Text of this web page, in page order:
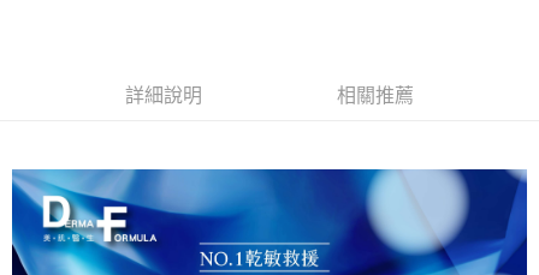
元大商業銀行
永豐商業銀行
大哥付你分期
相關說明
【大哥付你分期使用說明】
1.本服務由台灣大哥大提供，台灣大哥大用戶可立即使用無須另外申請。
AFTEE先享後付
詳細說明 相關推薦